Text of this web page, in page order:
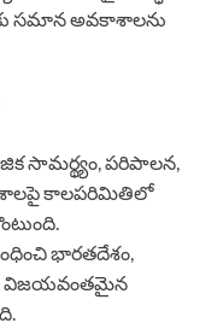
సమాన అవకాశాలను
సామర్థ్యం, పరిపాలన,
కాలపరిమితిలో
భారతదేశం,
విజయవంతమైన